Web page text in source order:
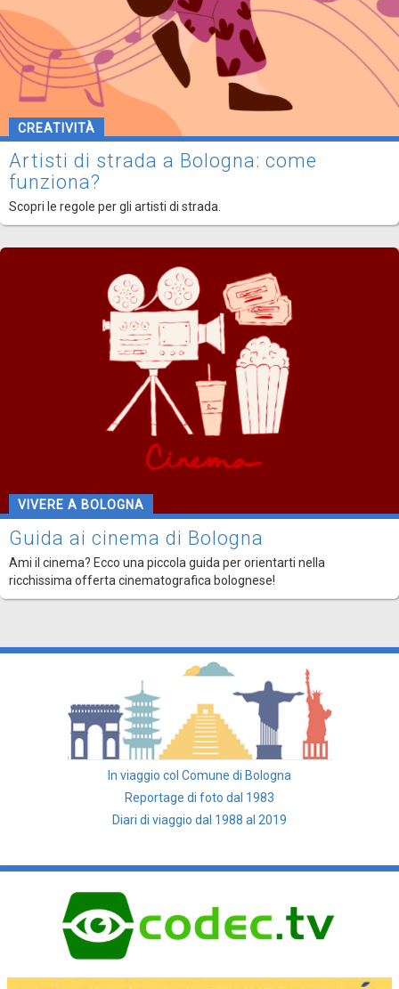
CREATIVITÀ
Artisti di strada a Bologna: come
funziona?
Scopri le regole per gli artisti di strada.
VIVERE A BOLOGNA
Guida ai cinema di Bologna
Ami il cinema? Ecco una piccola guida per orientarti nella
ricchissima offerta cinematografica bolognese!
In viaggio col Comune di Bologna
Reportage di foto dal 1983
Diari di viaggio dal 1988 al 2019